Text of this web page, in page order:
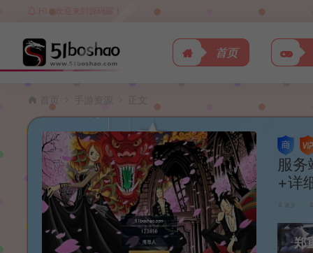
HI，欢迎来到源码屋！
首页
首页 手游资源 正文
服
+详
波少
郑